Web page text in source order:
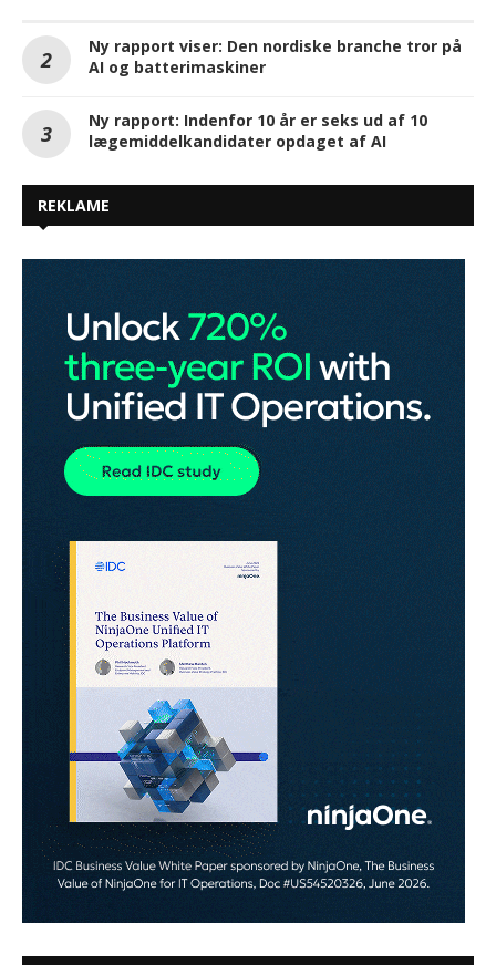
Ny rapport viser: Den nordiske branche tror på
AI og batterimaskiner
Ny rapport: Indenfor 10 år er seks ud af 10
lægemiddelkandidater opdaget af AI
REKLAME